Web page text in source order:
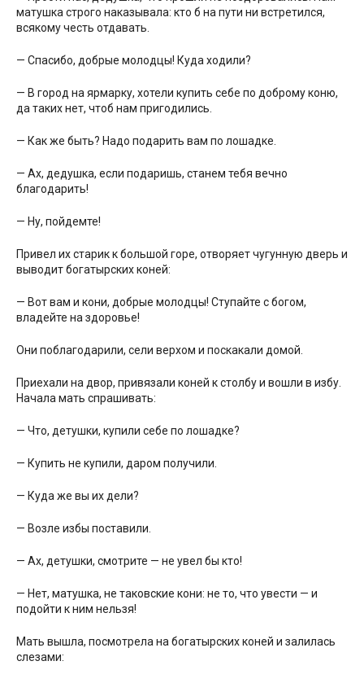
матушка строго наказывала: кто б на пути ни встретился,
всякому честь отдавать.
— Спасибо, добрые молодцы! Куда ходили?
— В город на ярмарку, хотели купить себе по доброму коню,
да таких нет, чтоб нам пригодились.
— Как же быть? Надо подарить вам по лошадке.
— Ах, дедушка, если подаришь, станем тебя вечно
благодарить!
— Ну, пойдемте!
Привел их старик к большой горе, отворяет чугунную дверь и
выводит богатырских коней:
— Вот вам и кони, добрые молодцы! Ступайте с богом,
владейте на здоровье!
Они поблагодарили, сели верхом и поскакали домой.
Приехали на двор, привязали коней к столбу и вошли в избу.
Начала мать спрашивать:
— Что, детушки, купили себе по лошадке?
— Купить не купили, даром получили.
— Куда же вы их дели?
— Возле избы поставили.
— Ах, детушки, смотрите — не увел бы кто!
— Нет, матушка, не таковские кони: не то, что увести — и
подойти к ним нельзя!
Мать вышла, посмотрела на богатырских коней и залилась
слезами: